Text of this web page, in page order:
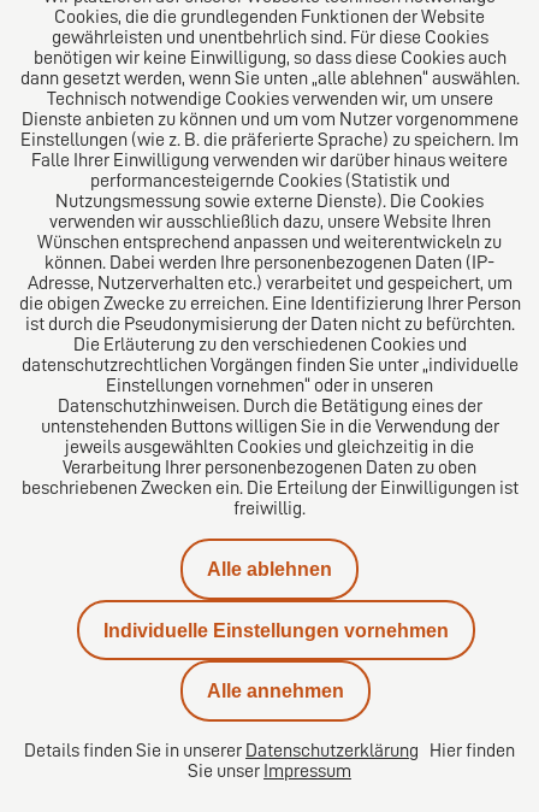
Über uns
Das Kanzlei-Vertrauensnetzwerk. Aus Europa für die
Welt. Für den erfolgreichen Mittelstand.
Folgen Sie uns auf
Das europäische Kanzlei-Netzwerk
Datenschutz
Cookies, die die grundlegenden Funktionen der Website
gewährleisten und unentbehrlich sind. Für diese Cookies
benötigen wir keine Einwilligung, so dass diese Cookies auch
dann gesetzt werden, wenn Sie unten „alle ablehnen“ auswählen.
Technisch notwendige Cookies verwenden wir, um unsere
Dienste anbieten zu können und um vom Nutzer vorgenommene
Einstellungen (wie z. B. die präferierte Sprache) zu speichern. Im
Falle Ihrer Einwilligung verwenden wir darüber hinaus weitere
performancesteigernde Cookies (Statistik und
Nutzungsmessung sowie externe Dienste). Die Cookies
verwenden wir ausschließlich dazu, unsere Website Ihren
Wünschen entsprechend anpassen und weiterentwickeln zu
können. Dabei werden Ihre personenbezogenen Daten (IP-
Adresse, Nutzerverhalten etc.) verarbeitet und gespeichert, um
die obigen Zwecke zu erreichen. Eine Identifizierung Ihrer Person
ist durch die Pseudonymisierung der Daten nicht zu befürchten.
Die Erläuterung zu den verschiedenen Cookies und
datenschutzrechtlichen Vorgängen finden Sie unter „individuelle
Einstellungen vornehmen“ oder in unseren
Datenschutzhinweisen. Durch die Betätigung eines der
untenstehenden Buttons willigen Sie in die Verwendung der
jeweils ausgewählten Cookies und gleichzeitig in die
Verarbeitung Ihrer personenbezogenen Daten zu oben
beschriebenen Zwecken ein. Die Erteilung der Einwilligungen ist
freiwillig.
Alle ablehnen
Individuelle Einstellungen vornehmen
Alle annehmen
Details finden Sie in unserer Datenschutzerklärung Hier finden
Sie unser Impressum